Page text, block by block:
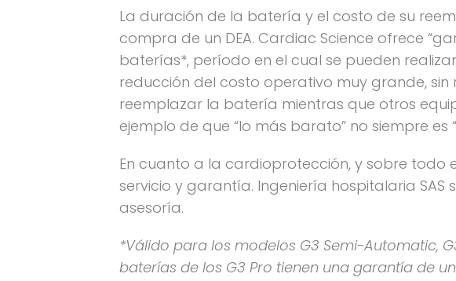
La duración de la batería y el costo de su
compra de un DEA. Cardiac Science ofrece
baterías*, período en el cual se pueden
reducción del costo operativo muy grande,
reemplazar la batería mientras que otros
ejemplo de que “lo más barato” no siempre es
En cuanto a la cardioprotección, y sobre todo
servicio y garantía. Ingeniería hospitalaria
asesoría.
*Válido para los modelos G3 Semi-Automatic,
baterías de los G3 Pro tienen una garantía de